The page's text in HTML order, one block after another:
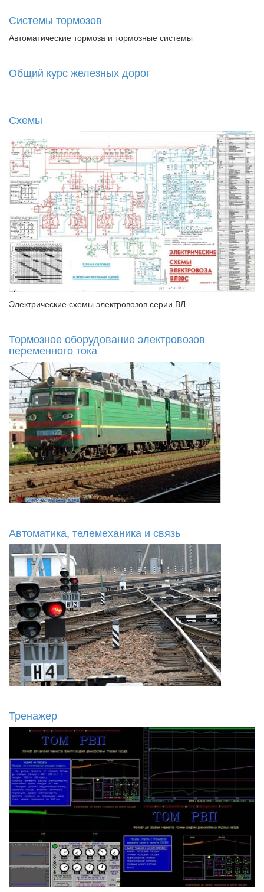
Системы тормозов
Автоматические тормоза и тормозные системы
Общий курс железных дорог
Схемы
Электрические схемы электровозов серии ВЛ
Тормозное оборудование электровозов
переменного тока
Автоматика, телемеханика и связь
Тренажер